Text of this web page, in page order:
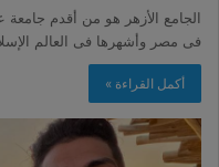
الجامع الأزهر هو من أقدم جامعة
فى مصر وأشهرها فى العالم
أكمل القراءة »